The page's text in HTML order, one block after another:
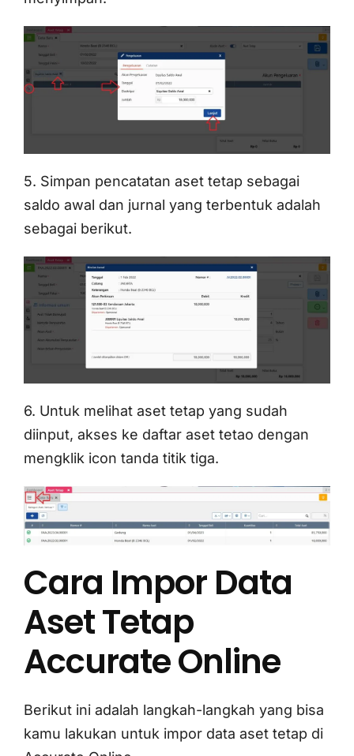
5. Simpan pencatatan aset tetap sebagai
saldo awal dan jurnal yang terbentuk adalah
sebagai berikut.
6. Untuk melihat aset tetap yang sudah
diinput, akses ke daftar aset tetao dengan
mengklik icon tanda titik tiga.
Cara Impor Data
Aset Tetap
Accurate Online
Berikut ini adalah langkah-langkah yang bisa
kamu lakukan untuk impor data aset tetap di